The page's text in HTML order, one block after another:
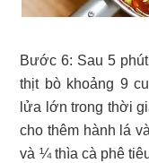
Bước 6: Sau 5
thịt bò khoảng 9
lửa lớn trong thời
cho thêm hành lá
và ¼ thìa cà phê